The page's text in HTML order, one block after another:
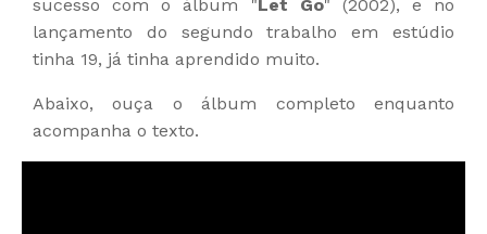
sucesso com o álbum "Let Go" (2002), e no
lançamento do segundo trabalho em estúdio
tinha 19, já tinha aprendido muito.
Abaixo, ouça o álbum completo enquanto
acompanha o texto.